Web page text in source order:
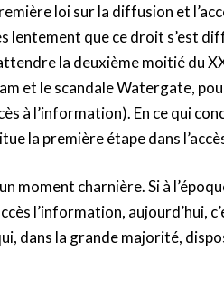
loi sur la diffusion et
lentement que ce droit s’est
la deuxième moitié du
et le scandale Watergate,
à l’information). En ce qui
la première étape dans
moment charnière. Si à
l’information, aujourd’hui,
dans la grande majorité,